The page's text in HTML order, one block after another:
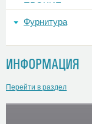
ПРОЧИЕ
Фурнитура
ИНФОРМАЦИЯ
Перейти в раздел